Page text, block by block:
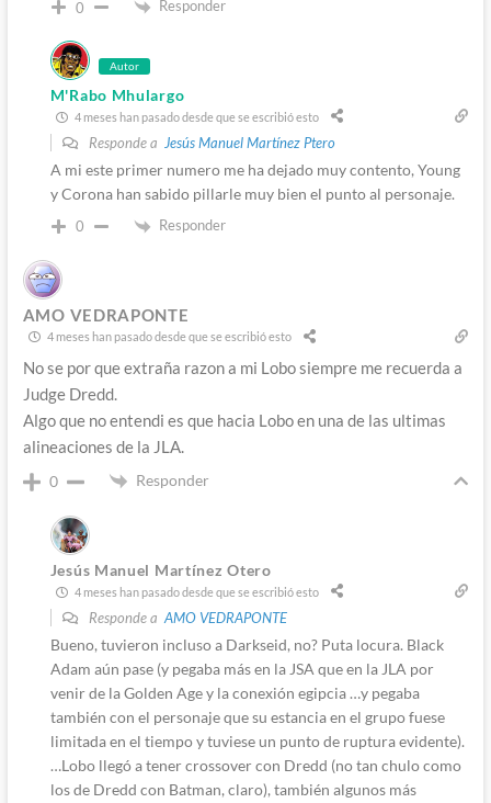
0 Responder
Autor
M'Rabo Mhulargo
4 meses han pasado desde que se escribió esto
Responde a Jesús Manuel Martínez Ptero
A mi este primer numero me ha dejado muy contento, Young
y Corona han sabido pillarle muy bien el punto al personaje.
0 Responder
AMO VEDRAPONTE
4 meses han pasado desde que se escribió esto
No se por que extraña razon a mi Lobo siempre me recuerda a
Judge Dredd.
Algo que no entendi es que hacia Lobo en una de las ultimas
alineaciones de la JLA.
0 Responder
Jesús Manuel Martínez Otero
4 meses han pasado desde que se escribió esto
Responde aAMO VEDRAPONTE
Bueno, tuvieron incluso a Darkseid, no? Puta locura. Black
Adam aún pase (y pegaba más en la JSA que en la JLA por
venir de la Golden Age y la conexión egipcia …y pegaba
también con el personaje que su estancia en el grupo fuese
limitada en el tiempo y tuviese un punto de ruptura evidente).
…Lobo llegó a tener crossover con Dredd (no tan chulo como
los de Dredd con Batman, claro), también algunos más